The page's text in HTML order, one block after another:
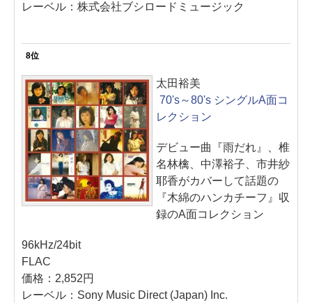
レーベル：株式会社ブシロードミュージック
8位
太田裕美
70's～80's シングルA面コ
レクション
デビュー曲『雨だれ』、椎
名林檎、中澤裕子、市井紗
耶香がカバーして話題の
『木綿のハンカチーフ』収
録のA面コレクション
96kHz/24bit
FLAC
価格：2,852円
レーベル：Sony Music Direct (Japan) Inc.